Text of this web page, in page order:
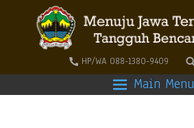
HP/WA 088-1380-9409
Main Menu